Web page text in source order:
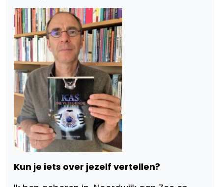
Kun je iets over jezelf vertellen?